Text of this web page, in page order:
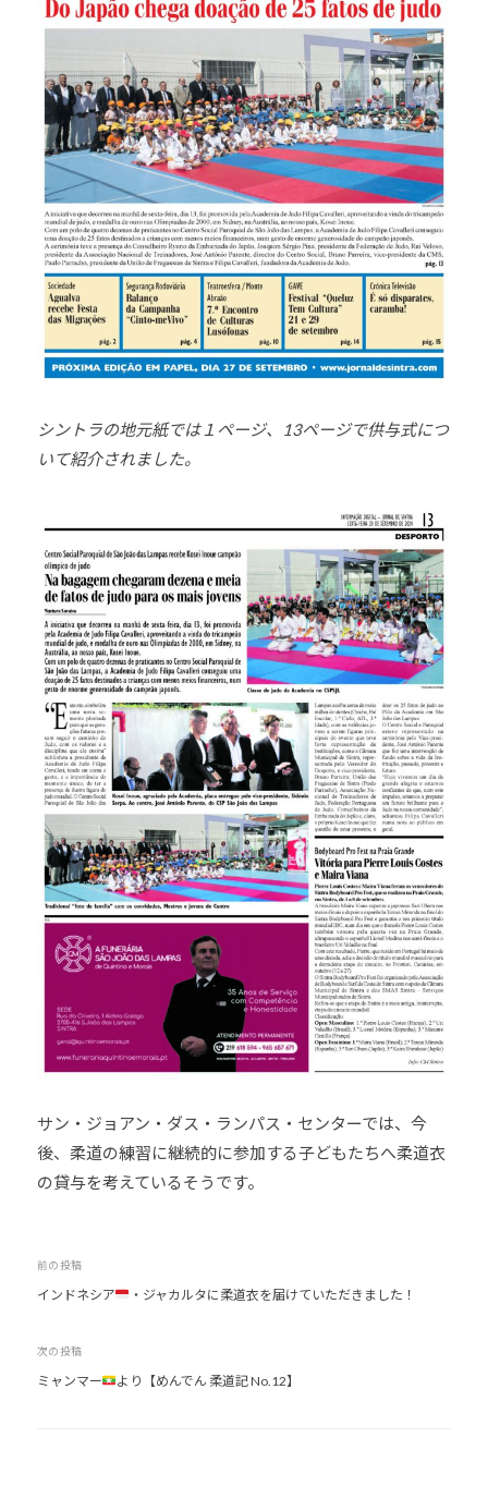
シントラの地元紙では１ページ、13ページで供与式につ
いて紹介されました。
サン・ジョアン・ダス・ランパス・センターでは、今
後、柔道の練習に継続的に参加する子どもたちへ柔道衣
の貸与を考えているそうです。
投
稿
ビ
ゲ
前の投稿
インドネシア ・ジャカルタに柔道衣を届けていただきました！
次の投稿
ミャンマー より【めんでん 柔道記 No.12】